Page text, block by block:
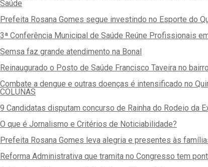
Saúde
Prefeita Rosana Gomes segue investindo no Esporte do
3ª Conferência Municipal de Saúde Reúne Profissionais
Semsa faz grande atendimento na Bonal
Reinaugurado o Posto de Saúde Francisco Taveira no
Combate a dengue e outras doenças é intensificado no
COLUNAS
9 Candidatas disputam concurso de Rainha do Rodeio da
O que é Jornalismo e Critérios de Noticiabilidade?
Prefeita Rosana Gomes leva alegria e presentes às
Reforma Administrativa que tramita no Congresso tem